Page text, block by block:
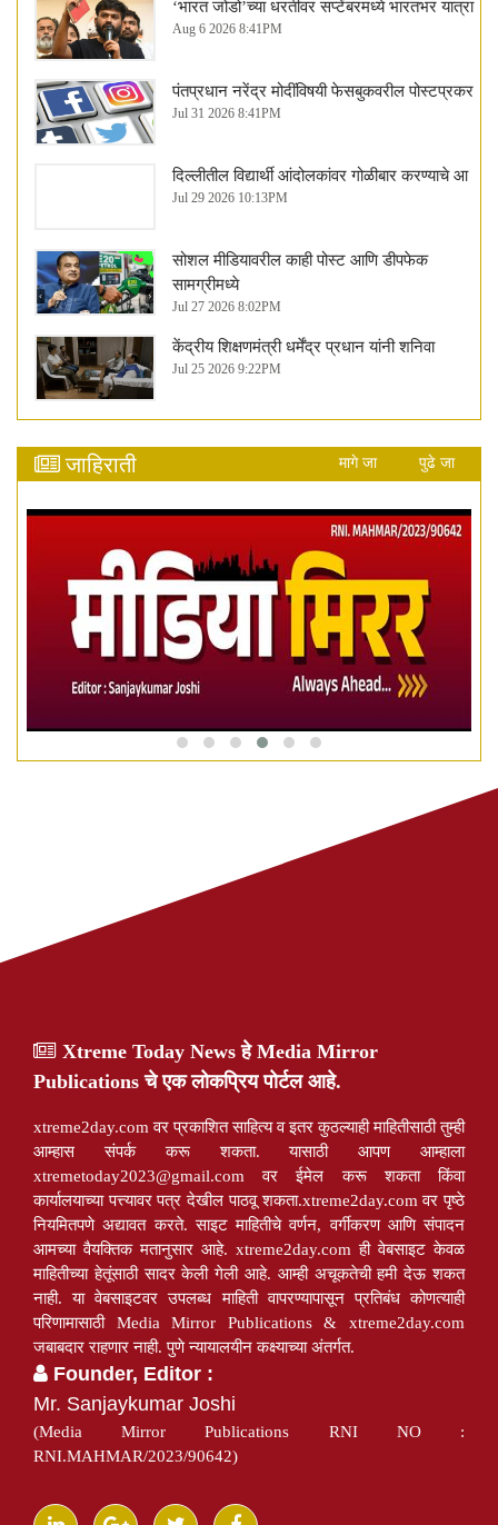
‘भारत जोडो’च्या धरतीवर सप्टेंबरमध्ये भारतभर यात्रा
Aug 6 2026 8:41PM
पंतप्रधान नरेंद्र मोदींविषयी फेसबुकवरील पोस्टप्रकर
Jul 31 2026 8:41PM
दिल्लीतील विद्यार्थी आंदोलकांवर गोळीबार करण्याचे आ
Jul 29 2026 10:13PM
सोशल मीडियावरील काही पोस्ट आणि डीपफेक
सामग्रीमध्ये
Jul 27 2026 8:02PM
केंद्रीय शिक्षणमंत्री धर्मेंद्र प्रधान यांनी शनिवा
Jul 25 2026 9:22PM
जाहिराती मागे जा पुढे जा
Xtreme Today News हे Media Mirror
Publications चे एक लोकप्रिय पोर्टल आहे.
xtreme2day.com वर प्रकाशित साहित्य व इतर कुठल्याही माहितीसाठी तुम्ही
आम्हास संपर्क करू शकता. यासाठी आपण आम्हाला
xtremetoday2023@gmail.com वर ईमेल करू शकता किंवा
कार्यालयाच्या पत्त्यावर पत्र देखील पाठवू शकता.xtreme2day.com वर पृष्ठे
नियमितपणे अद्यावत करते. साइट माहितीचे वर्णन, वर्गीकरण आणि संपादन
आमच्या वैयक्तिक मतानुसार आहे. xtreme2day.com ही वेबसाइट केवळ
माहितीच्या हेतूंसाठी सादर केली गेली आहे. आम्ही अचूकतेची हमी देऊ शकत
नाही. या वेबसाइटवर उपलब्ध माहिती वापरण्यापासून प्रतिबंध कोणत्याही
परिणामासाठी Media Mirror Publications & xtreme2day.com
जबाबदार राहणार नाही. पुणे न्यायालयीन कक्ष्याच्या अंतर्गत.
Founder, Editor :
Mr. Sanjaykumar Joshi
(Media Mirror Publications RNI NO :
RNI.MAHMAR/2023/90642)